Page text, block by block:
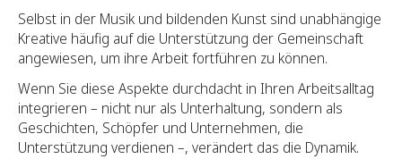
Selbst in der Musik und bildenden Kunst sind unabhängige
Kreative häufig auf die Unterstützung der Gemeinschaft
angewiesen, um ihre Arbeit fortführen zu können.
Wenn Sie diese Aspekte durchdacht in Ihren Arbeitsalltag
integrieren – nicht nur als Unterhaltung, sondern als
Geschichten, Schöpfer und Unternehmen, die
Unterstützung verdienen –, verändert das die Dynamik.